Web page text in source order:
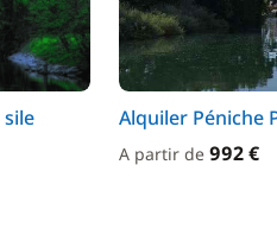
sile Alquiler Péniche
A partir de 992 €